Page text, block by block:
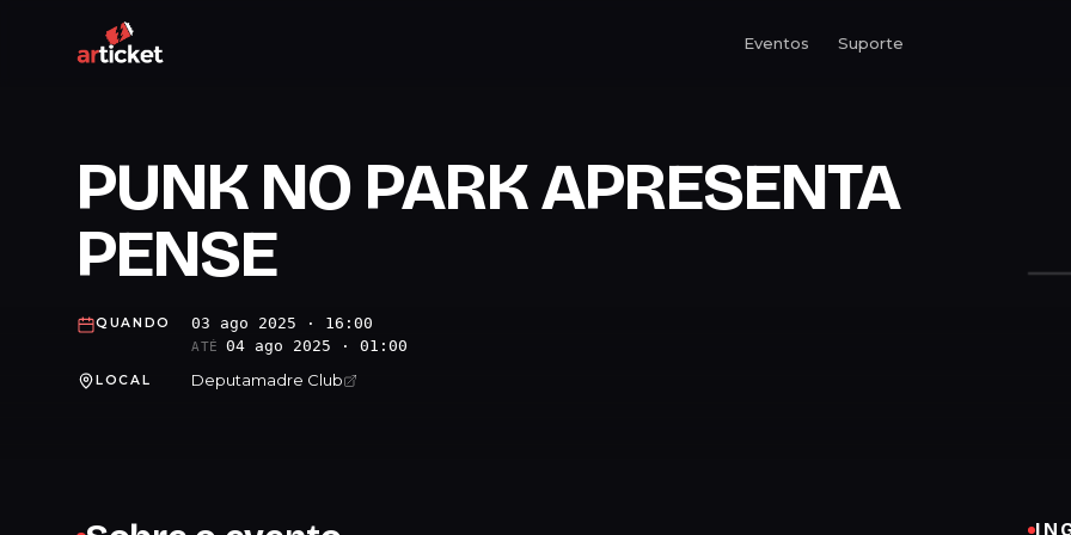
Eventos Suporte
PUNK NO PARK APRESENTA
PENSE
QUANDO 03 ago 2025 · 16:00
ATÉ 04 ago 2025 · 01:00
LOCAL Deputamadre Club